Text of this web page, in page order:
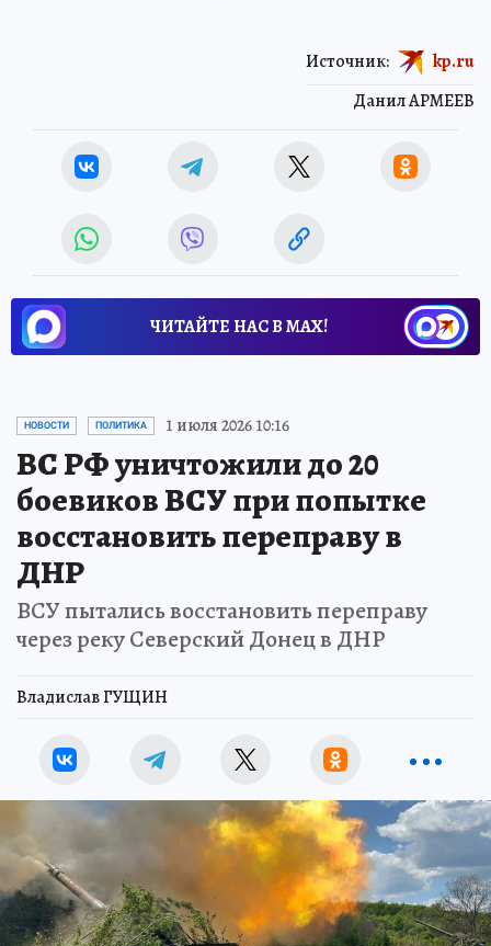
Данил АРМЕЕВ
Источник: kp.ru
ЧИТАЙТЕ НАС В МАХ!
НОВОСТИ ПОЛИТИКА 1 июля 2026 10:16
ВС РФ уничтожили до 20
боевиков ВСУ при попытке
восстановить переправу в
ДНР
ВСУ пытались восстановить переправу
через реку Северский Донец в ДНР
Владислав ГУЩИН